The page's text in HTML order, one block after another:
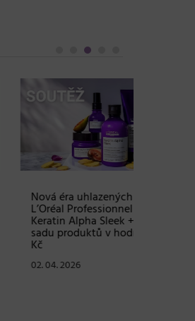
vlasů:
Série Expert
Sleek + SOUTĚŽ o
v hodnotě 2380